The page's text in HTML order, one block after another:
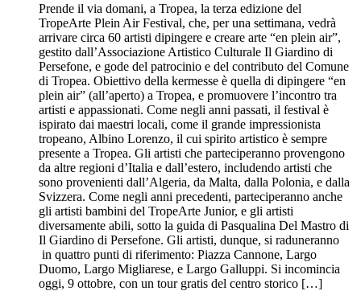
Prende il via domani, a Tropea, la terza edizione del
TropeArte Plein Air Festival, che, per una settimana, vedrà
arrivare circa 60 artisti dipingere e creare arte “en plein air”,
gestito dall’Associazione Artistico Culturale Il Giardino di
Persefone, e gode del patrocinio e del contributo del Comune
di Tropea. Obiettivo della kermesse è quella di dipingere “en
plein air” (all’aperto) a Tropea, e promuovere l’incontro tra
artisti e appassionati. Come negli anni passati, il festival è
ispirato dai maestri locali, come il grande impressionista
tropeano, Albino Lorenzo, il cui spirito artistico è sempre
presente a Tropea. Gli artisti che parteciperanno provengono
da altre regioni d’Italia e dall’estero, includendo artisti che
sono provenienti dall’Algeria, da Malta, dalla Polonia, e dalla
Svizzera. Come negli anni precedenti, parteciperanno anche
gli artisti bambini del TropeArte Junior, e gli artisti
diversamente abili, sotto la guida di Pasqualina Del Mastro di
Il Giardino di Persefone. Gli artisti, dunque, si raduneranno
in quattro punti di riferimento: Piazza Cannone, Largo
Duomo, Largo Migliarese, e Largo Galluppi. Si incomincia
oggi, 9 ottobre, con un tour gratis del centro storico […]